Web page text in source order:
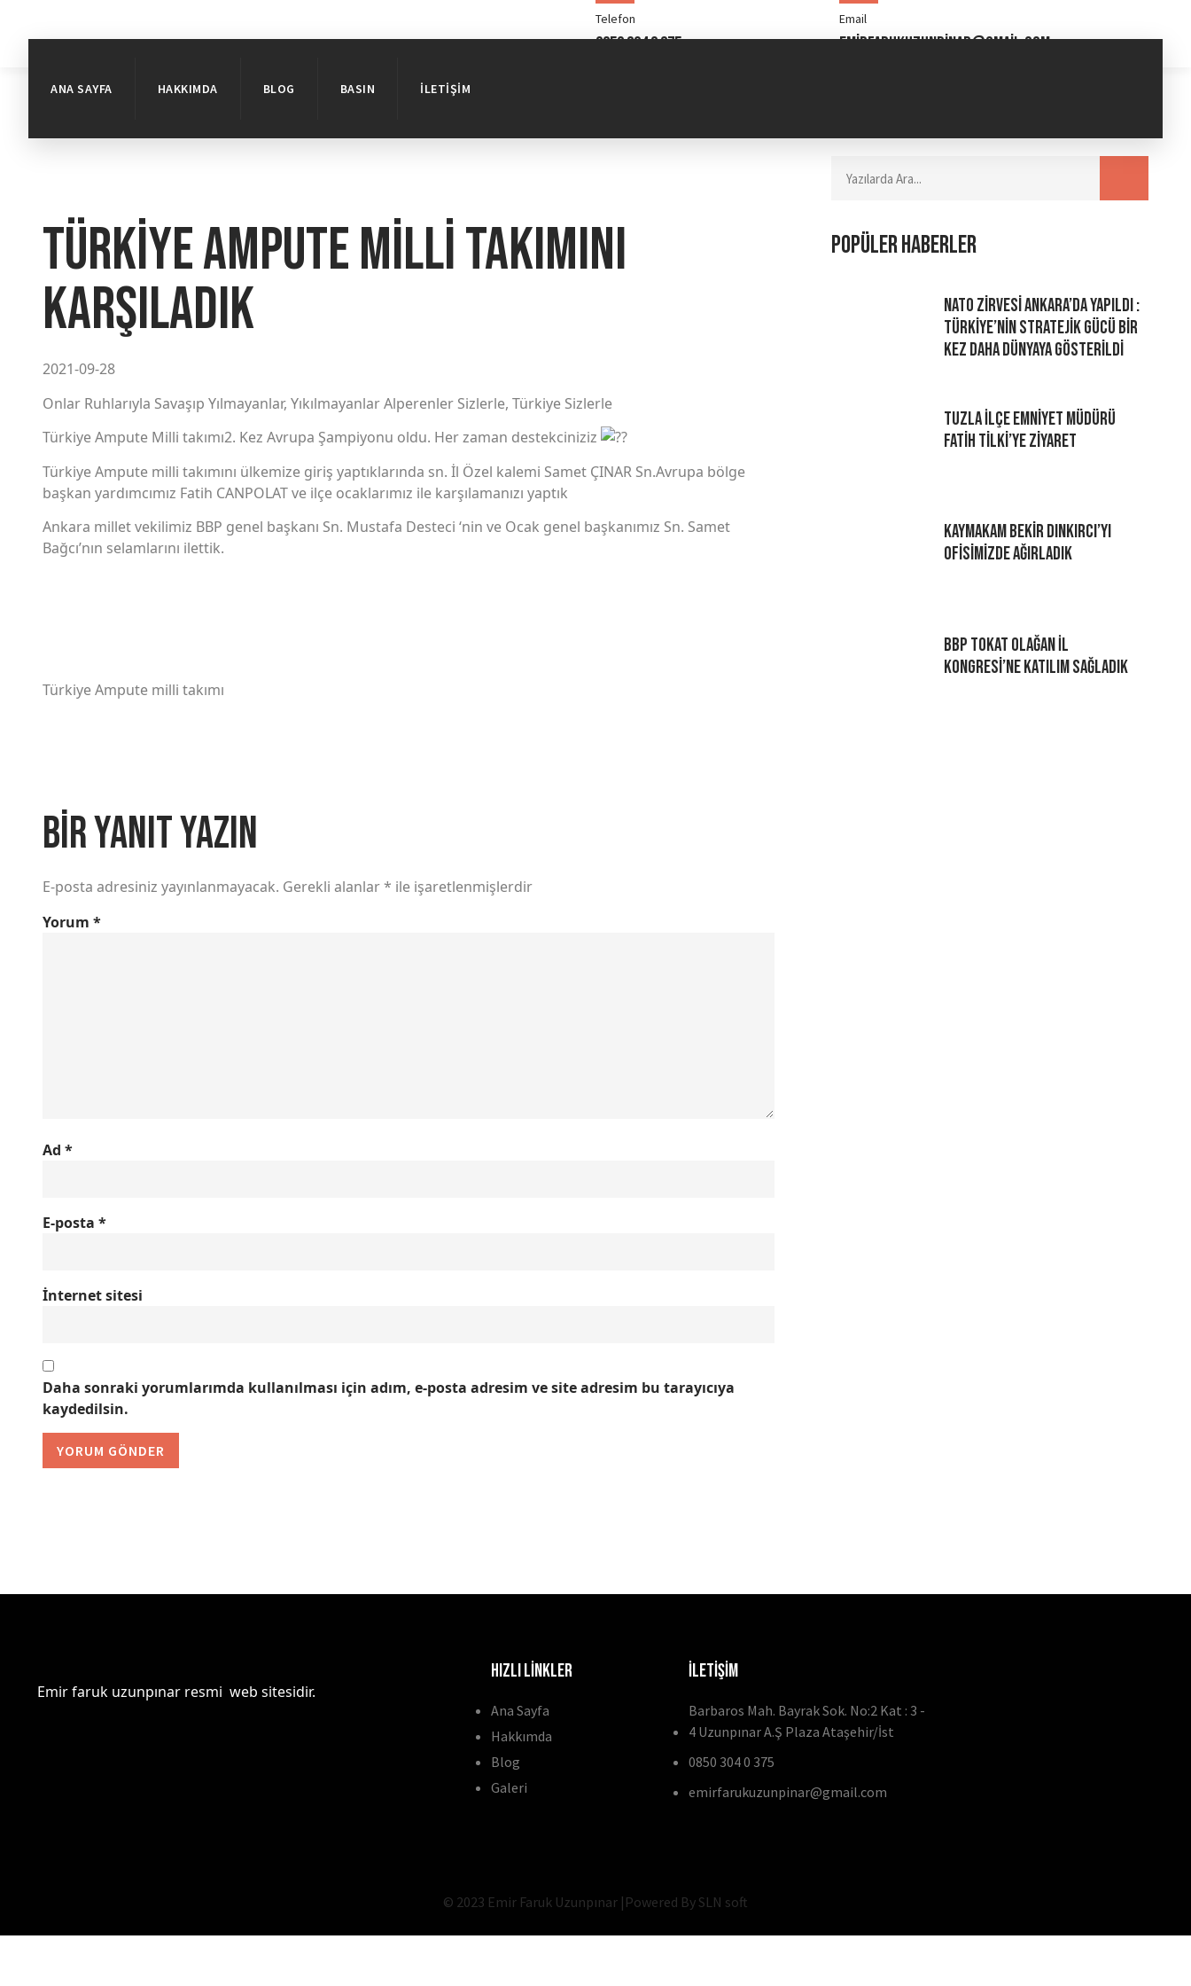
Telefon
0850 304 0 375
Email
emirfarukuzunpinar@gmail.com
ANA SAYFA HAKKIMDA BLOG BASIN İLETIŞIM
Türkiye Ampute milli takımını
karşıladık
2021-09-28
Onlar Ruhlarıyla Savaşıp Yılmayanlar, Yıkılmayanlar Alperenler Sizlerle, Türkiye Sizlerle
Türkiye Ampute Milli takımı2. Kez Avrupa Şampiyonu oldu. Her zaman destekciniziz
Türkiye Ampute milli takımını ülkemize giriş yaptıklarında sn. İl Özel kalemi Samet ÇINAR Sn.Avrupa bölge
başkan yardımcımız Fatih CANPOLAT ve ilçe ocaklarımız ile karşılamanızı yaptık
Ankara millet vekilimiz BBP genel başkanı Sn. Mustafa Desteci ‘nin ve Ocak genel başkanımız Sn. Samet
Bağcı’nın selamlarını ilettik.
Türkiye Ampute milli takımı
Bir yanıt yazın
E-posta adresiniz yayınlanmayacak. Gerekli alanlar* ile işaretlenmişlerdir
Yorum *
Ad *
E-posta *
İnternet sitesi
Daha sonraki yorumlarımda kullanılması için adım, e-posta adresim ve site adresim bu tarayıcıya
kaydedilsin.
Popüler haberler
NATO Zirvesi Ankara’da Yapıldı :
Türkiye’nin Stratejik Gücü Bir
Kez Daha Dünyaya Gösterildi
Tuzla İlçe Emniyet Müdürü
Fatih Tilki’ye Ziyaret
Kaymakam Bekir Dınkırcı’yı
Ofisimizde Ağırladık
BBP Tokat Olağan İl
Kongresi’ne Katılım Sağladık
Emir faruk uzunpınar resmi web sitesidir.
HIZLI LİNKLER
Ana Sayfa
Hakkımda
Blog
Galeri
İLETİŞİM
Barbaros Mah. Bayrak Sok. No:2 Kat : 3 -
4 Uzunpınar A.Ş Plaza Ataşehir/İst
0850 304 0 375
emirfarukuzunpinar@gmail.com
© 2023 Emir Faruk Uzunpınar |Powered By SLN soft